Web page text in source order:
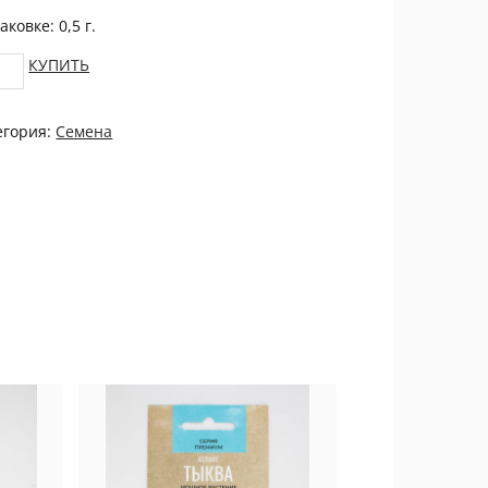
0,5 г.
КУПИТЬ
Семена